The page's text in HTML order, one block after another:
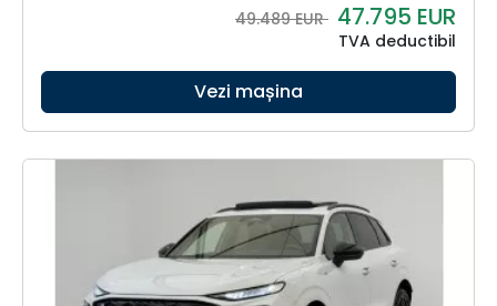
49.489 EUR 47.795 EUR
TVA deductibil
Vezi mașina